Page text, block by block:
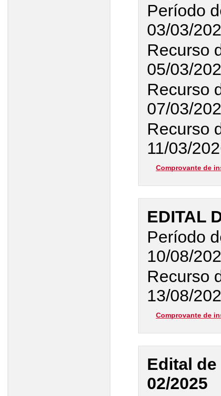
Período
03/03/
Recurso
05/03/
Recurso
07/03/
Recurso
11/03/
Comprovante de
EDITAL
Período
10/08/
Recurso
13/08/
Comprovante de
Edital
02/2025